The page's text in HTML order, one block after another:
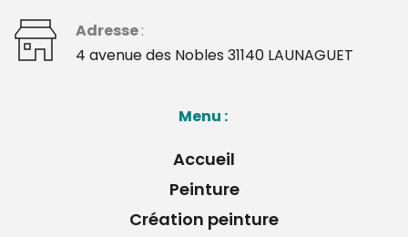
Menu :
Accueil
Peinture
Création peinture
Adresse :
﻿4 avenue des Nobles 31140 LAUNAGUET